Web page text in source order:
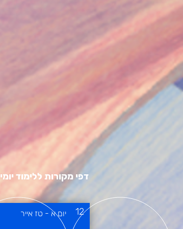
דפי מקורות ללימוד יומי
יום א - טז אייר 12